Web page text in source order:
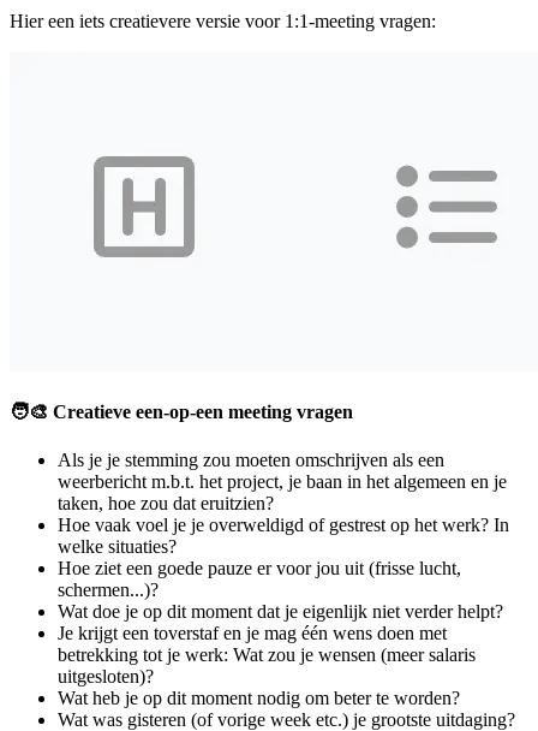
Hier een iets creatievere versie voor 1:1-meeting vragen:
🧑‍🎨 Creatieve een-op-een meeting vragen
Als je je stemming zou moeten omschrijven als een
weerbericht m.b.t. het project, je baan in het algemeen en je
taken, hoe zou dat eruitzien?
Hoe vaak voel je je overweldigd of gestrest op het werk? In
welke situaties?
Hoe ziet een goede pauze er voor jou uit (frisse lucht,
schermen...)?
Wat doe je op dit moment dat je eigenlijk niet verder helpt?
Je krijgt een toverstaf en je mag één wens doen met
betrekking tot je werk: Wat zou je wensen (meer salaris
uitgesloten)?
Wat heb je op dit moment nodig om beter te worden?
Wat was gisteren (of vorige week etc.) je grootste uitdaging?